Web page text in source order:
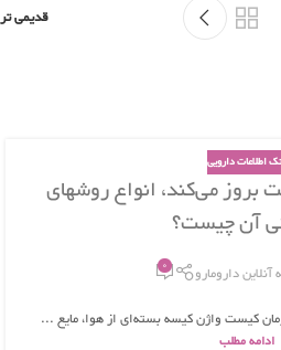
قدیمی تر
اطلاعات دارویی
می‌کند، انواع روشهای
آن چیست؟
آنلاین دارومارو 0
کیست واژن کیسه بسته‌ای از هوا، مایع ...
ادامه مطلب